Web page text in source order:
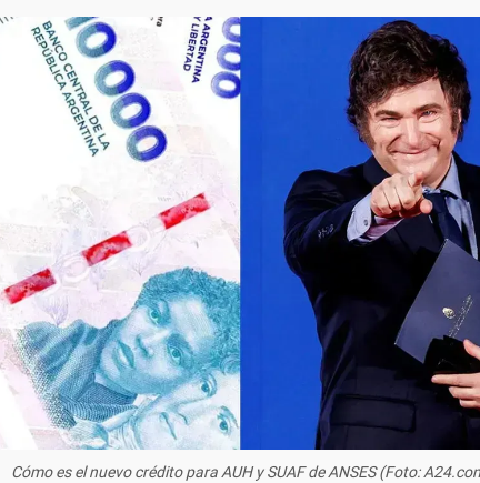
Cómo es el nuevo crédito para AUH y SUAF de ANSES (Foto: